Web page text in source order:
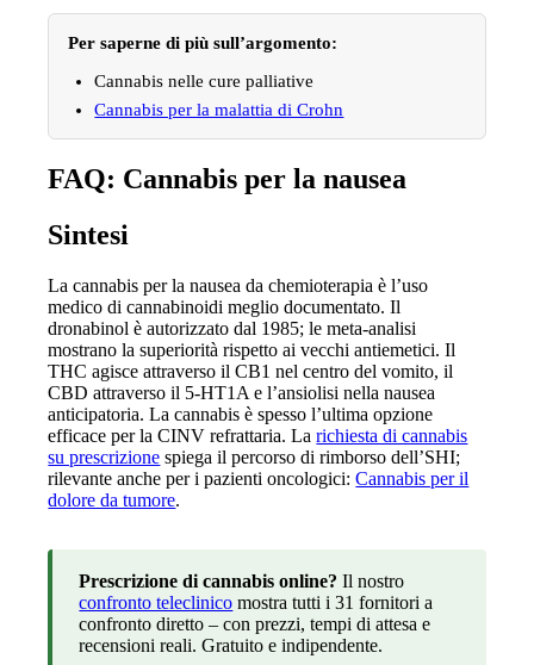
Per saperne di più sull’argomento:
Cannabis nelle cure palliative
Cannabis per la malattia di Crohn
FAQ: Cannabis per la nausea
Sintesi
La cannabis per la nausea da chemioterapia è l’uso
medico di cannabinoidi meglio documentato. Il
dronabinol è autorizzato dal 1985; le meta-analisi
mostrano la superiorità rispetto ai vecchi antiemetici. Il
THC agisce attraverso il CB1 nel centro del vomito, il
CBD attraverso il 5-HT1A e l’ansiolisi nella nausea
anticipatoria. La cannabis è spesso l’ultima opzione
efficace per la CINV refrattaria. Larichiesta di cannabis
su prescrizione spiega il percorso di rimborso dell’SHI;
rilevante anche per i pazienti oncologici:Cannabis per il
dolore da tumore.
Prescrizione di cannabis online? Il nostro
confronto teleclinico mostra tutti i 31 fornitori a
confronto diretto – con prezzi, tempi di attesa e
recensioni reali. Gratuito e indipendente.